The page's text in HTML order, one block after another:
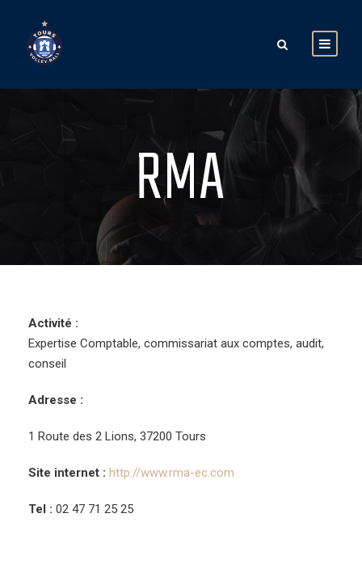
RMA
Activité :
Expertise Comptable, commissariat aux comptes, audit,
conseil
Adresse :
1 Route des 2 Lions, 37200 Tours
Site internet : http://www.rma-ec.com
Tel : 02 47 71 25 25